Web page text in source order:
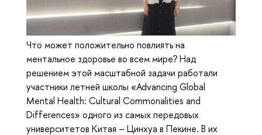
Что может положительно повлиять на
ментальное здоровье во всем мире? Над
решением этой масштабной задачи работали
участники летней школы «Advancing Global
Mental Health: Cultural Commonalities and
Differences» одного из самых передовых
университетов Китая – Цинхуа в Пекине. В их